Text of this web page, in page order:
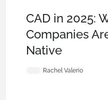
CAD in 2025:
Companies
Native
Rachel Valerio